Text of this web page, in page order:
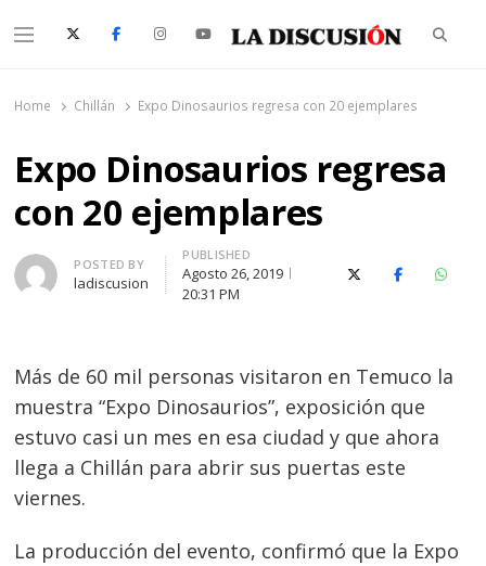
Menu
Home Chillán Expo Dinosaurios regresa con 20 ejemplares
Expo Dinosaurios regresa
con 20 ejemplares
Author
POSTED BY
ladiscusion
PUBLISHED
Agosto 26, 2019
20:31 PM
X (Twitter)Facebook
Más de 60 mil personas visitaron en Temuco la
muestra “Expo Dinosaurios”, exposición que
estuvo casi un mes en esa ciudad y que ahora
llega a Chillán para abrir sus puertas este
viernes.
La producción del evento, confirmó que la Expo